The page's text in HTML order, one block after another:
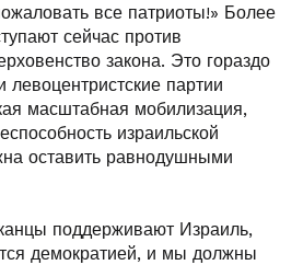
все патриоты!» Более
сейчас против
закона. Это гораздо
партии
масштабная мобилизация,
израильской
оставить равнодушными
поддерживают Израиль,
демократией, и мы должны